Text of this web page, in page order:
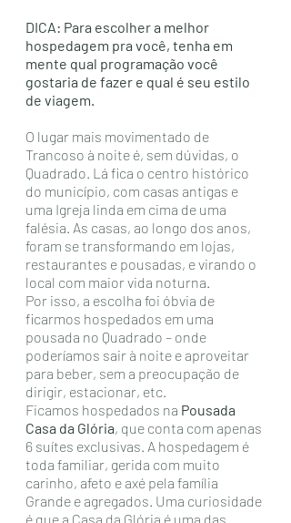
DICA: Para escolher a melhor
hospedagem pra você, tenha em
mente qual programação você
gostaria de fazer e qual é seu estilo
de viagem.
O lugar mais movimentado de
Trancoso à noite é, sem dúvidas, o
Quadrado. Lá fica o centro histórico
do município, com casas antigas e
uma Igreja linda em cima de uma
falésia. As casas, ao longo dos anos,
foram se transformando em lojas,
restaurantes e pousadas, e virando o
local com maior vida noturna.
Por isso, a escolha foi óbvia de
ficarmos hospedados em uma
pousada no Quadrado – onde
poderíamos sair à noite e aproveitar
para beber, sem a preocupação de
dirigir, estacionar, etc.
Ficamos hospedados na Pousada
Casa da Glória, que conta com apenas
6 suítes exclusivas. A hospedagem é
toda familiar, gerida com muito
carinho, afeto e axé pela família
Grande e agregados. Uma curiosidade
é que a Casa da Glória é uma das